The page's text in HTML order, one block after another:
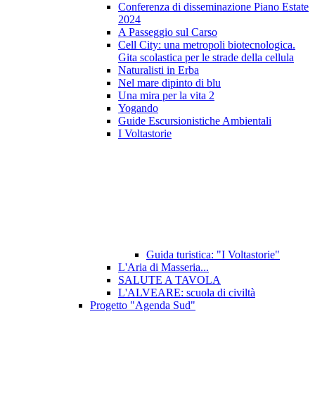
Conferenza di disseminazione Piano Estate
2024
A Passeggio sul Carso
Cell City: una metropoli biotecnologica.
Gita scolastica per le strade della cellula
Naturalisti in Erba
Nel mare dipinto di blu
Una mira per la vita 2
Yogando
Guide Escursionistiche Ambientali
I Voltastorie
Guida turistica: "I Voltastorie"
L'Aria di Masseria...
SALUTE A TAVOLA
L'ALVEARE: scuola di civiltà
Progetto "Agenda Sud"